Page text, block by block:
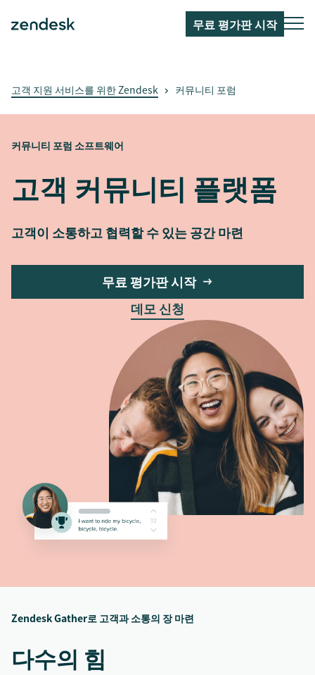
무료 평가판 시작
고객 지원 서비스를 위한 Zendesk 커뮤니티 포럼
커뮤니티 포럼 소프트웨어
고객 커뮤니티 플랫폼
고객이 소통하고 협력할 수 있는 공간 마련
무료 평가판 시작
데모 신청
Zendesk Gather로 고객과 소통의 장 마련
다수의 힘